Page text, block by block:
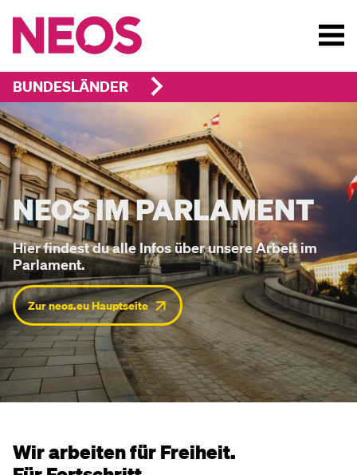
BUNDESLÄNDER
DEN NEOS
NEOS IM PARLAMENT
Hier findest du alle Infos über unsere Arbeit im
Parlament.
Zur neos.eu Hauptseite
Wir arbeiten für Freiheit.